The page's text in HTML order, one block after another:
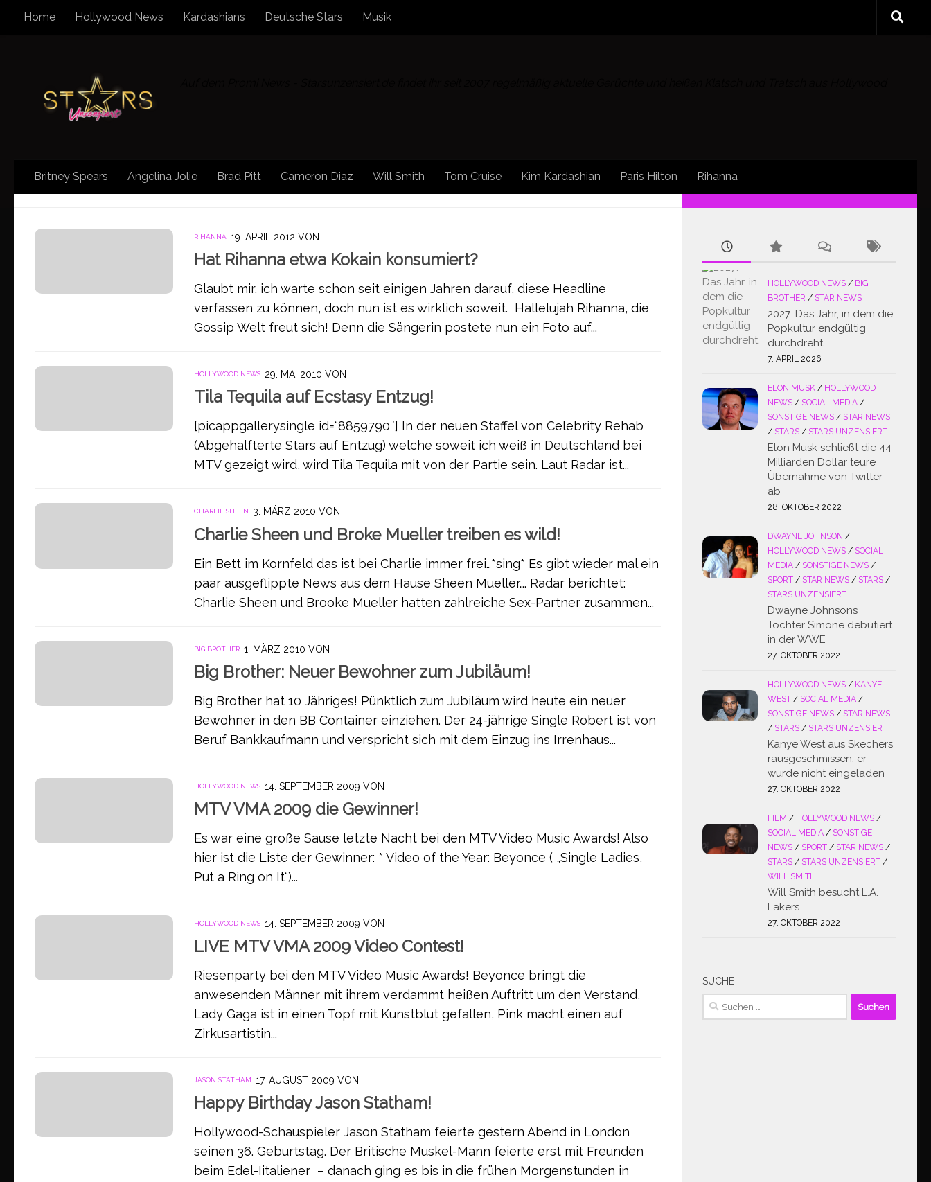
Zum Inhalt springen
Home Hollywood News Kardashians Deutsche Stars Musik
Britney Spears Angelina Jolie Brad Pitt Cameron Diaz Will Smith Tom Cruise Kim Kardashian Paris Hilton Rihanna
SCHLAGWÖRTER:
RIHANNA 19. APRIL 2012 VON
Hat Rihanna etwa Kokain konsumiert?
Glaubt mir, ich warte schon seit einigen Jahren darauf, diese Headline
verfassen zu können, doch nun ist es wirklich soweit. Hallelujah Rihanna, die
Gossip Welt freut sich! Denn die Sängerin postete nun ein Foto auf...
HOLLYWOOD NEWS 29. MAI 2010 VON
Tila Tequila auf Ecstasy Entzug!
[picappgallerysingle id=“8859790″] In der neuen Staffel von Celebrity Rehab
(Abgehalfterte Stars auf Entzug) welche soweit ich weiß in Deutschland bei
MTV gezeigt wird, wird Tila Tequila mit von der Partie sein. Laut Radar ist...
CHARLIE SHEEN 3. MÄRZ 2010 VON
Charlie Sheen und Broke Mueller treiben es wild!
Ein Bett im Kornfeld das ist bei Charlie immer frei…*sing* Es gibt wieder mal ein
paar ausgeflippte News aus dem Hause Sheen Mueller…. Radar berichtet:
Charlie Sheen und Brooke Mueller hatten zahlreiche Sex-Partner zusammen...
BIG BROTHER 1. MÄRZ 2010 VON
Big Brother: Neuer Bewohner zum Jubiläum!
Big Brother hat 10 Jähriges! Pünktlich zum Jubiläum wird heute ein neuer
Bewohner in den BB Container einziehen. Der 24-jährige Single Robert ist von
Beruf Bankkaufmann und verspricht sich mit dem Einzug ins Irrenhaus...
HOLLYWOOD NEWS 14. SEPTEMBER 2009 VON
MTV VMA 2009 die Gewinner!
Es war eine große Sause letzte Nacht bei den MTV Video Music Awards! Also
hier ist die Liste der Gewinner: * Video of the Year: Beyonce ( „Single Ladies,
Put a Ring on It“)...
HOLLYWOOD NEWS 14. SEPTEMBER 2009 VON
LIVE MTV VMA 2009 Video Contest!
Riesenparty bei den MTV Video Music Awards! Beyonce bringt die
anwesenden Männer mit ihrem verdammt heißen Auftritt um den Verstand,
Lady Gaga ist in einen Topf mit Kunstblut gefallen, Pink macht einen auf
Zirkusartistin...
JASON STATHAM 17. AUGUST 2009 VON
Happy Birthday Jason Statham!
Hollywood-Schauspieler Jason Statham feierte gestern Abend in London
seinen 36. Geburtstag. Der Britische Muskel-Mann feierte erst mit Freunden
beim Edel-Iitaliener – danach ging es bis in die frühen Morgenstunden in
HOLLYWOOD NEWS / BIG
BROTHER / STAR NEWS
2027: Das Jahr, in dem die
Popkultur endgültig
durchdreht
7. APRIL 2026
ELON MUSK / HOLLYWOOD
NEWS / SOCIAL MEDIA /
SONSTIGE NEWS / STAR NEWS
/ STARS / STARS UNZENSIERT
Elon Musk schließt die 44
Milliarden Dollar teure
Übernahme von Twitter
ab
28. OKTOBER 2022
DWAYNE JOHNSON /
HOLLYWOOD NEWS / SOCIAL
MEDIA / SONSTIGE NEWS /
SPORT / STAR NEWS / STARS /
STARS UNZENSIERT
Dwayne Johnsons
Tochter Simone debütiert
in der WWE
27. OKTOBER 2022
HOLLYWOOD NEWS / KANYE
WEST / SOCIAL MEDIA /
SONSTIGE NEWS / STAR NEWS
/ STARS / STARS UNZENSIERT
Kanye West aus Skechers
rausgeschmissen, er
wurde nicht eingeladen
27. OKTOBER 2022
FILM / HOLLYWOOD NEWS /
SOCIAL MEDIA / SONSTIGE
NEWS / SPORT / STAR NEWS /
STARS / STARS UNZENSIERT /
WILL SMITH
Will Smith besucht L.A.
Lakers
27. OKTOBER 2022
SUCHE
Suchen
nach: